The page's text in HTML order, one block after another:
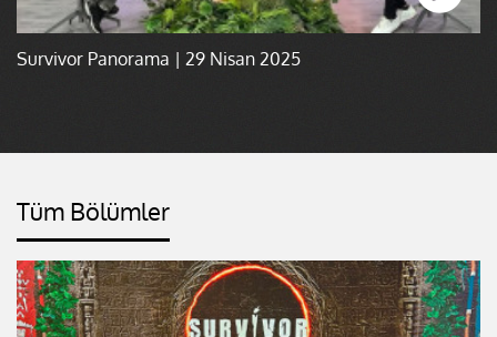
Survivor Panorama | 29 Nisan 2025
Tüm Bölümler